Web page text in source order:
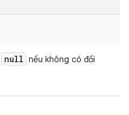
null nếu không có đối